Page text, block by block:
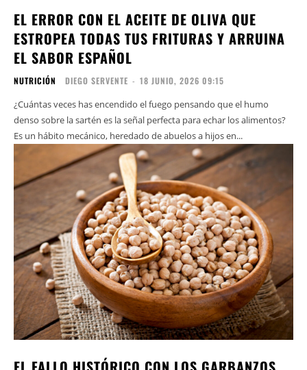
EL ERROR CON EL ACEITE DE OLIVA QUE
ESTROPEA TODAS TUS FRITURAS Y ARRUINA
EL SABOR ESPAÑOL
NUTRICIÓN DIEGO SERVENTE - 18 JUNIO, 2026 09:15
¿Cuántas veces has encendido el fuego pensando que el humo
denso sobre la sartén es la señal perfecta para echar los alimentos?
Es un hábito mecánico, heredado de abuelos a hijos en...